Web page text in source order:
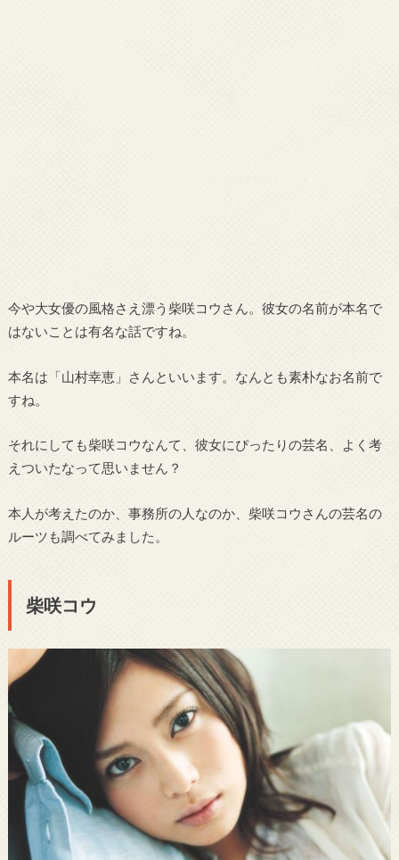
今や大女優の風格さえ漂う柴咲コウさん。彼女の名前が本名で
はないことは有名な話ですね。
本名は「山村幸恵」さんといいます。なんとも素朴なお名前で
すね。
それにしても柴咲コウなんて、彼女にぴったりの芸名、よく考
えついたなって思いません？
本人が考えたのか、事務所の人なのか、柴咲コウさんの芸名の
ルーツも調べてみました。
柴咲コウ